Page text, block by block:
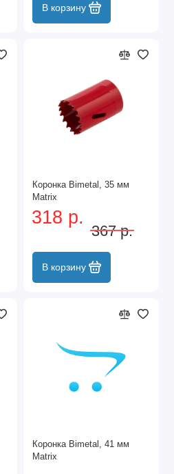
В корзину
Коронка Bimetal, 35 мм
Matrix
318 р.
367 р.
В корзину
Коронка Bimetal, 41 мм
Matrix